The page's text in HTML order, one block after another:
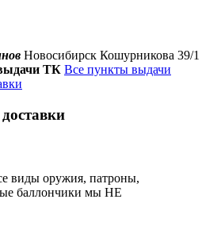
Новосибирск Кошурникова 39/1
ТК Все пункты выдачи
виды оружия, патроны,
баллончики мы НЕ